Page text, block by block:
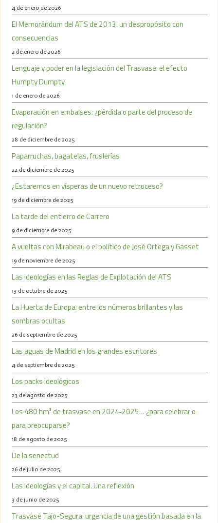
4 de enero de 2026
El Memorándum del ATS de 2013: un despropósito con
consecuencias
2 de enero de 2026
Lenguaje y poder en la legislación del Trasvase: el efecto
Humpty Dumpty
1 de enero de 2026
Evaporación en embalses: ¿pérdida o parte del proceso de
regulación?
28 de diciembre de 2025
Paparruchas, bagatelas, fruslerías
22 de diciembre de 2025
¿Estaremos en vísperas de un nuevo retroceso?
19 de diciembre de 2025
La tarde del entierro de Carrero
9 de diciembre de 2025
A vueltas con Mirabeau o el político de José Ortega y Gasset
19 de noviembre de 2025
Las ideologías en las Reglas de Explotación del ATS
13 de octubre de 2025
La Huerta de Europa: entre los números brillantes y las
sombras ocultas
26 de septiembre de 2025
Las aguas de Madrid en los grandes escritores
4 de septiembre de 2025
Los packs ideológicos
23 de agosto de 2025
Los 480 hm³ de trasvase en 2024‑2025… ¿para celebrar o
para preocuparse?
18 de agosto de 2025
De la senectud
26 de julio de 2025
Las ideologías y el capital. Una reflexión
3 de junio de 2025
Trasvase Tajo-Segura: urgencia de una gestión basada en la